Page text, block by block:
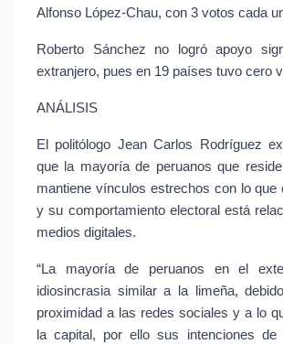
Alfonso López-Chau, con 3 votos cada
Roberto Sánchez no logró apoyo
extranjero, pues en 19 países tuvo cero
ANÁLISIS
El politólogo Jean Carlos Rodríguez
que la mayoría de peruanos que
mantiene vínculos estrechos con lo que
y su comportamiento electoral está
medios digitales.
“La mayoría de peruanos en el
idiosincrasia similar a la limeña,
proximidad a las redes sociales y a lo
la capital, por ello sus intenciones